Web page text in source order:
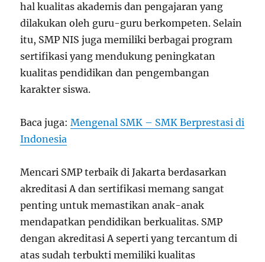
hal kualitas akademis dan pengajaran yang
dilakukan oleh guru-guru berkompeten. Selain
itu, SMP NIS juga memiliki berbagai program
sertifikasi yang mendukung peningkatan
kualitas pendidikan dan pengembangan
karakter siswa.
Baca juga:Mengenal SMK – SMK Berprestasi di
Indonesia
Mencari SMP terbaik di Jakarta berdasarkan
akreditasi A dan sertifikasi memang sangat
penting untuk memastikan anak-anak
mendapatkan pendidikan berkualitas. SMP
dengan akreditasi A seperti yang tercantum di
atas sudah terbukti memiliki kualitas